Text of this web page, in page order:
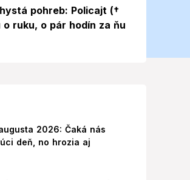
pohreb: Policajt (†
ruku, o pár hodín za ňu
2026: Čaká nás
deň, no hrozia aj